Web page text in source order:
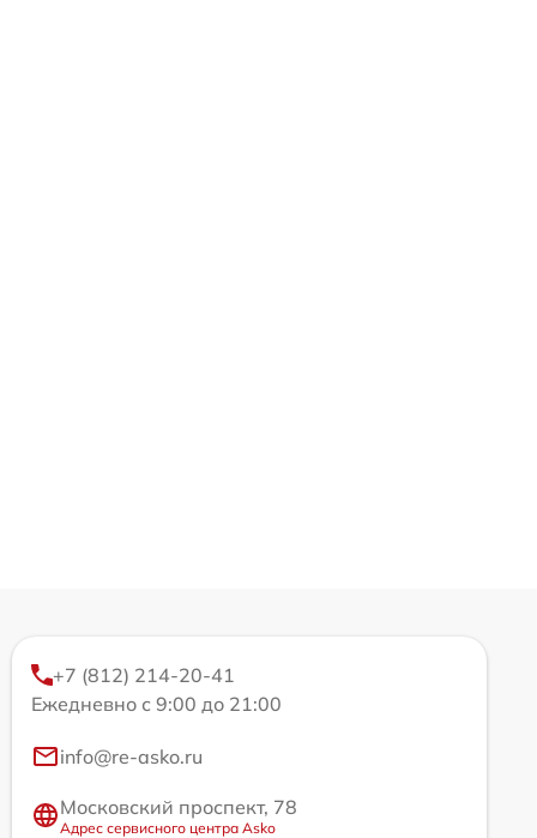
+7 (812) 214-20-41
Ежедневно с 9:00 до 21:00
info@re-asko.ru
Московский проспект, 78
Адрес сервисного центра Asko